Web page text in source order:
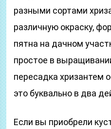
разными сортами
различную окраску,
пятна на дачном
простое в
пересадка хризантем
это буквально в два
Если вы приобрели